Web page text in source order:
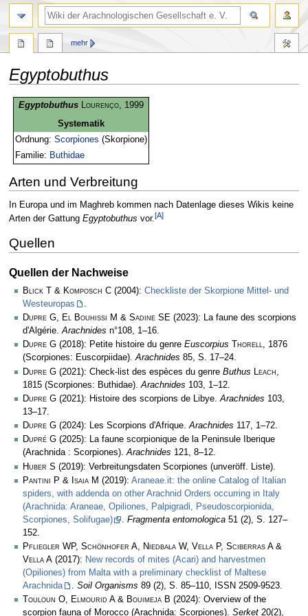
Egyptobuthus
Zur
ZurEgyptobuthus Lourenço , 1999
Systematik
Ordnung:Scorpiones (Skorpione)
Familie: Buthidae
Arten und Verbreitung
In Europa und im Maghreb kommen nach Datenlage dieses Wikis keine
Arten der Gattung Egyptobuthus vor.[A]
Quellen
Quellen der Nachweise
Blick T & Komposch C (2004): Checkliste der Skorpione Mittel- und
Westeuropas
Dupre G, El Bouhissi M & Sadine SE (2023): La faune des scorpions
d'Algérie.Arachnides n°108, 1–16.
Dupre G (2018): Petite histoire du genre Euscorpius Thorell, 1876
(Scorpiones: Euscorpiidae).Arachnides 85, S. 17–24.
Dupre G (2021): Check-list des espèces du genre Buthus Leach
1815 (Scorpiones: Buthidae). Arachnides 103, 1­–12.
Dupre G (2021): Histoire des scorpions de Libye.Arachnides 103,
13–17.
Dupre G (2024): Les Scorpions d'Afrique.Arachnides 117, 1–72.
Dupré G (2025): La faune scorpionique de la Peninsule Iberique
(Arachnida : Scorpiones).Arachnides 121, 8–12.
Huber S (2019): Verbreitungsdaten Scorpiones (unveröff. Liste).
Pantini P & Isaia M (2019): Araneae.it: the online Catalog of Italian
spiders, with addenda on other Arachnid Orders occurring in Italy
(Arachnida: Araneae, Opiliones, Palpigradi, Pseudoscorpionida,
Scorpiones, Solifugae)
. Fragmenta entomologica 51 (2), S. 127–
152.
Pfliegler WP, Schönhofer A, Niedbała W, Vella P, Sciberras A &
Vella A (2017): New records of mites (Acari) and harvestmen
(Opiliones) from Malta with a preliminary checklist of Maltese
Arachnida
. Soil Organisms 89 (2), S. 85–110, ISSN 2509-9523.
Touloun O, Elmourid A & Bouimeja B (2024): Overview of the
scorpion fauna of Morocco (Arachnida: Scorpiones). Serket 20(2),
mehr